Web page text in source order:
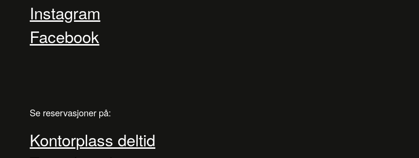
Instagram
Facebook
Se reservasjoner på:
Kontorplass deltid